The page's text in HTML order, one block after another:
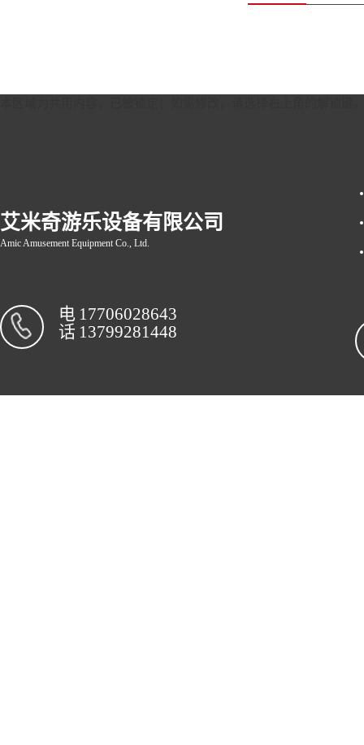
艾米奇游乐设备有限公司
Amic Amusement Equipment Co., Ltd.
电
话
17706028643
13799281448